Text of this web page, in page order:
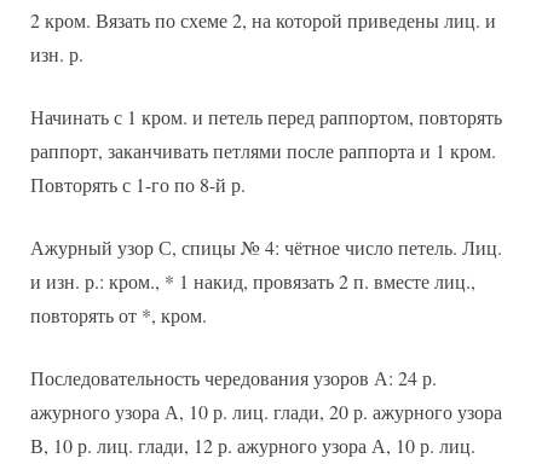
2 кром. Вязать по схеме 2, на которой приведены лиц. и
изн. р.
Начинать с 1 кром. и петель перед раппортом, повторять
раппорт, заканчивать петлями после раппорта и 1 кром.
Повторять с 1-го по 8-й р.
Ажурный узор С, спицы № 4: чётное число петель. Лиц.
и изн. р.: кром., * 1 накид, провязать 2 п. вместе лиц.,
повторять от *, кром.
Последовательность чередования узоров А: 24 р.
ажурного узора А, 10 р. лиц. глади, 20 р. ажурного узора
В, 10 р. лиц. глади, 12 р. ажурного узора А, 10 р. лиц.